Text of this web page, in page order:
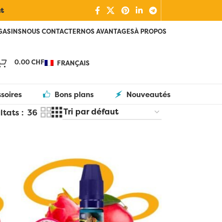
NOUS CONTACTERNOS AVANTAGESÀ PROPOS
0.00CHF FRANÇAIS
Bons plans Nouveautés
36